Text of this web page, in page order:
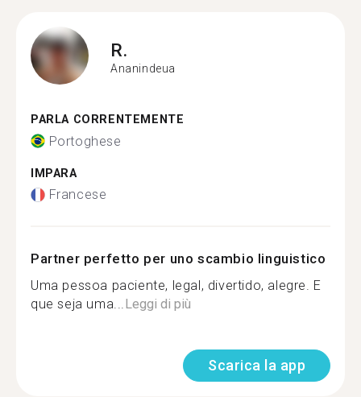
R.
Ananindeua
PARLA CORRENTEMENTE
Portoghese
IMPARA
Francese
Partner perfetto per uno scambio linguistico
Uma pessoa paciente, legal, divertido, alegre. E
que seja uma...Leggi di più
Scarica la app